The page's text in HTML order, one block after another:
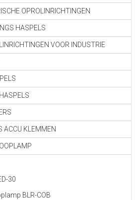
OPROLINRICHTINGEN
HASPELS
VOOR INDUSTRIE
ACCU KLEMMEN
30
BLR-COB